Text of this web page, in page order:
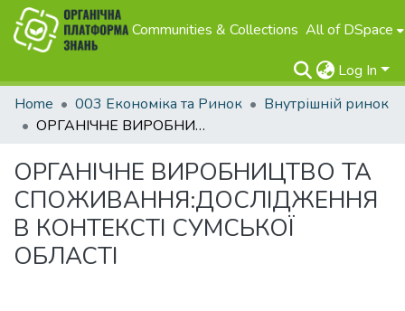
Communities & Collections All of DSpace
Log In
Home
003 Економіка та Ринок
Внутрішній ринок
ОРГАНІЧНЕ ВИРОБНИЦТВО ТА СПОЖИВАННЯ:ДОСЛІДЖЕННЯ В КОНТЕКСТІ СУМСЬКОЇ ОБЛАСТІ
ОРГАНІЧНЕ ВИРОБНИЦТВО ТА
СПОЖИВАННЯ:ДОСЛІДЖЕННЯ
В КОНТЕКСТІ СУМСЬКОЇ
ОБЛАСТІ